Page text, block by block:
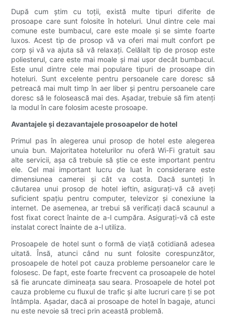
După cum știm cu toții, există multe tipuri diferite de
prosoape care sunt folosite în hoteluri. Unul dintre cele mai
comune este bumbacul, care este moale și se simte foarte
luxos. Acest tip de prosop vă va oferi mai mult confort pe
corp și vă va ajuta să vă relaxați. Celălalt tip de prosop este
poliesterul, care este mai moale și mai ușor decât bumbacul.
Este unul dintre cele mai populare tipuri de prosoape din
hoteluri. Sunt excelente pentru persoanele care doresc să
petreacă mai mult timp în aer liber și pentru persoanele care
doresc să le folosească mai des. Așadar, trebuie să fim atenți
la modul în care folosim aceste prosoape.
Avantajele și dezavantajele prosoapelor de hotel
Primul pas în alegerea unui prosop de hotel este alegerea
unuia bun. Majoritatea hotelurilor nu oferă Wi-Fi gratuit sau
alte servicii, așa că trebuie să știe ce este important pentru
ele. Cel mai important lucru de luat în considerare este
dimensiunea camerei și cât va costa. Dacă sunteți în
căutarea unui prosop de hotel ieftin, asigurați-vă că aveți
suficient spațiu pentru computer, televizor și conexiune la
internet. De asemenea, ar trebui să verificați dacă scaunul a
fost fixat corect înainte de a-l cumpăra. Asigurați-vă că este
instalat corect înainte de a-l utiliza.
Prosoapele de hotel sunt o formă de viață cotidiană adesea
uitată. Însă, atunci când nu sunt folosite corespunzător,
prosoapele de hotel pot cauza probleme persoanelor care le
folosesc. De fapt, este foarte frecvent ca prosoapele de hotel
să fie aruncate dimineața sau seara. Prosoapele de hotel pot
cauza probleme cu fluxul de trafic și alte lucruri care ți se pot
întâmpla. Așadar, dacă ai prosoape de hotel în bagaje, atunci
nu este nevoie să treci prin această problemă.